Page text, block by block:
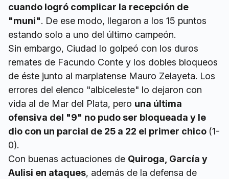
cuando logró complicar la recepción de
"muni". De ese modo, llegaron a los 15 puntos
estando solo a uno del último campeón.
Sin embargo, Ciudad lo golpeó con los duros
remates de Facundo Conte y los dobles bloqueos
de éste junto al marplatense Mauro Zelayeta. Los
errores del elenco "albiceleste" lo dejaron con
vida al de Mar del Plata, pero una última
ofensiva del "9" no pudo ser bloqueada y le
dio con un parcial de 25 a 22 el primer chico (1-
0).
Con buenas actuaciones de Quiroga, García y
Aulisi en ataques, además de la defensa de